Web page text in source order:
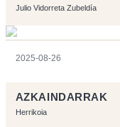
Julio Vidorreta Zubeldía
2025-08-26
AZKAINDARRAK
Herrikoia